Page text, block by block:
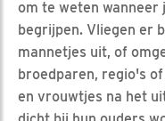
om te weten
begrijpen. Vliegen er
mannetjes uit, of
broedparen, regio's
en vrouwtjes na het